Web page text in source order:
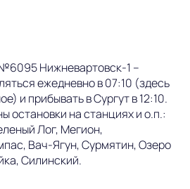
Нижневартовск-1 –
ежедневно в 07:10 (здесь
и прибывать в Сургут в 12:10.
остановки на станциях и о.п.:
Лог, Мегион,
Вач-Ягун, Сурмятин, Озеро
Силинский.